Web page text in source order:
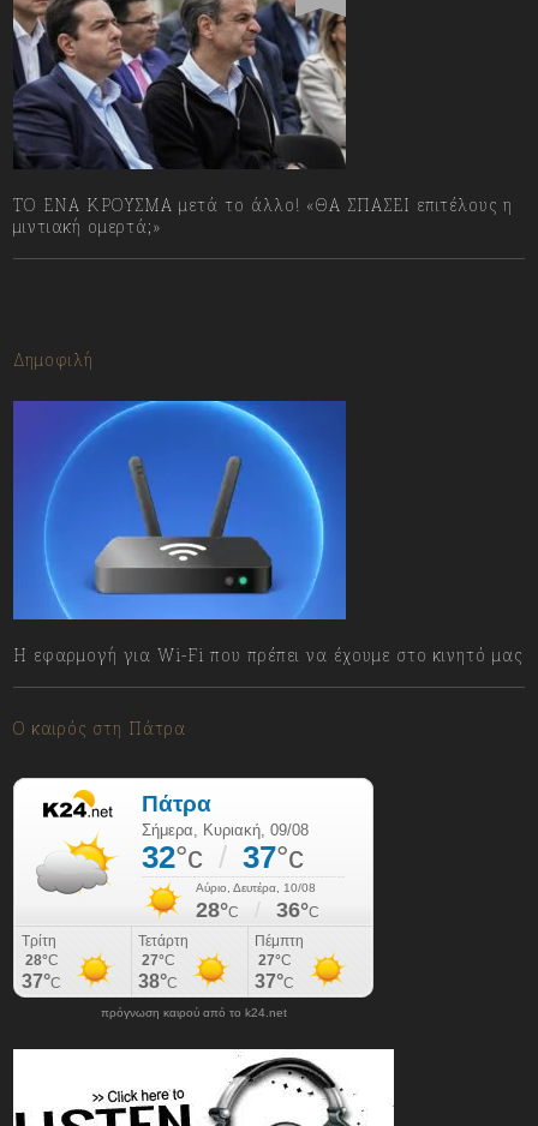
ΤΟ ΕΝΑ ΚΡΟΥΣΜΑ μετά το άλλο! «ΘΑ ΣΠΑΣΕΙ επιτέλους η
μιντιακή ομερτά;»
Δημοφιλή
Η εφαρμογή για Wi-Fi που πρέπει να έχουμε στο κινητό μας
Ο καιρός στη Πάτρα
πρόγνωση καιρού από το k24.net